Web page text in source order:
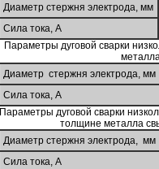
Диаметр стержня электрода, мм
Сила тока, А
Параметры дуговой сварки
Диаметр стержня электрода, мм
Сила тока, А
Параметры дуговой сварки
толщине металла
Диаметр стержня электрода, мм
Сила тока, А